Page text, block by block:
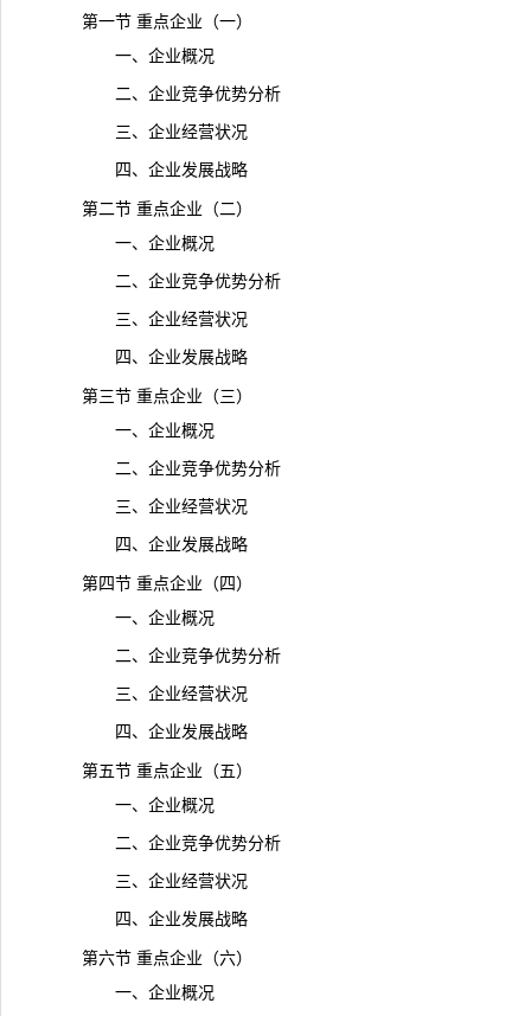
第一节 重点企业（一）
一、企业概况
二、企业竞争优势分析
三、企业经营状况
四、企业发展战略
第二节 重点企业（二）
一、企业概况
二、企业竞争优势分析
三、企业经营状况
四、企业发展战略
第三节 重点企业（三）
一、企业概况
二、企业竞争优势分析
三、企业经营状况
四、企业发展战略
第四节 重点企业（四）
一、企业概况
二、企业竞争优势分析
三、企业经营状况
四、企业发展战略
第五节 重点企业（五）
一、企业概况
二、企业竞争优势分析
三、企业经营状况
四、企业发展战略
第六节 重点企业（六）
一、企业概况